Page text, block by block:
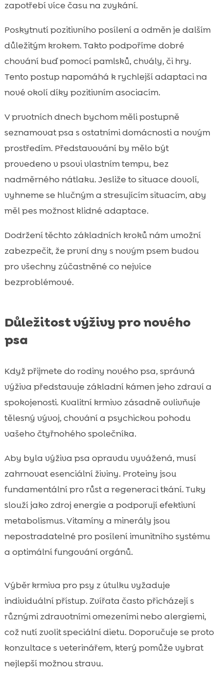
zapotřebí více času na zvykání.
Poskytnutí pozitivního posílení a odměn je dalším
důležitým krokem. Takto podpoříme dobré
chování buď pomocí pamlsků, chvály, či hry.
Tento postup napomáhá k rychlejší adaptaci na
nové okolí díky pozitivním asociacím.
V prvotních dnech bychom měli postupně
seznamovat psa s ostatními domácnosti a novým
prostředím. Představování by mělo být
provedeno v psovi vlastním tempu, bez
nadměrného nátlaku. Jesliže to situace dovolí,
vyhneme se hlučným a stresujícím situacím, aby
měl pes možnost klidné adaptace.
Dodržení těchto základních kroků nám umožní
zabezpečit, že první dny s novým psem budou
pro všechny zúčastněné co nejvíce
bezproblémové.
Důležitost výživy pro nového
psa
Když přijmete do rodiny nového psa, správná
výživa představuje základní kámen jeho zdraví a
spokojenosti. Kvalitní krmivo zásadně ovlivňuje
tělesný vývoj, chování a psychickou pohodu
vašeho čtyřnohého společníka.
Aby byla výživa psa opravdu vyvážená, musí
zahrnovat esenciální živiny. Proteiny jsou
fundamentální pro růst a regeneraci tkání. Tuky
slouží jako zdroj energie a podporují efektivní
metabolismus. Vitamíny a minerály jsou
nepostradatelné pro posílení imunitního systému
a optimální fungování orgánů.
Výběr krmiva pro psy z útulku vyžaduje
individuální přístup. Zvířata často přicházejí s
různými zdravotními omezeními nebo alergiemi,
což nutí zvolit speciální dietu. Doporučuje se proto
konzultace s veterinářem, který pomůže vybrat
nejlepší možnou stravu.